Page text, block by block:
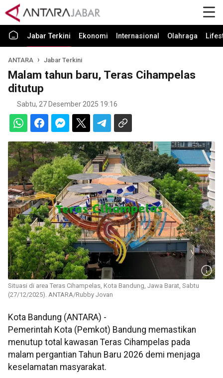
Jabar Terkini Ekonomi Internasional Olahraga
ANTARA Jabar Terkini
Malam tahun baru, Teras Cihampelas
ditutup
Sabtu, 27 Desember 2025 19:16
Situasi di area Teras Cihampelas, Kota Bandung, Jawa Barat, Sabtu
(27/12/2025). ANTARA/Rubby Jovan
Kota Bandung (ANTARA) -
Pemerintah Kota (Pemkot) Bandung memastikan
menutup total kawasan Teras Cihampelas pada
malam pergantian Tahun Baru 2026 demi menjaga
keselamatan masyarakat.